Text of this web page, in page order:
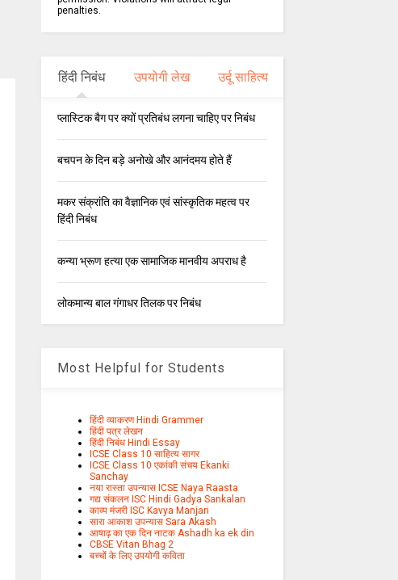
penalties.
हिंदी निबंध उपयोगी लेख उर्दू साहित्य
प्लास्टिक बैग पर क्यों प्रतिबंध लगना चाहिए पर निबंध
बचपन के दिन बड़े अनोखे और आनंदमय होते हैं
मकर संक्रांति का वैज्ञानिक एवं सांस्कृतिक महत्व पर
हिंदी निबंध
कन्या भ्रूण हत्या एक सामाजिक मानवीय अपराध है
लोकमान्य बाल गंगाधर तिलक पर निबंध
Most Helpful for Students
हिंदी व्याकरण Hindi Grammer
हिंदी पत्र लेखन
हिंदी निबंध Hindi Essay
ICSE Class 10 साहित्य सागर
ICSE Class 10 एकांकी संचय Ekanki
Sanchay
नया रास्ता उपन्यास ICSE Naya Raasta
गद्य संकलन ISC Hindi Gadya Sankalan
काव्य मंजरी ISC Kavya Manjari
सारा आकाश उपन्यास Sara Akash
आषाढ़ का एक दिन नाटक Ashadh ka ek din
CBSE Vitan Bhag 2
बच्चों के लिए उपयोगी कविता